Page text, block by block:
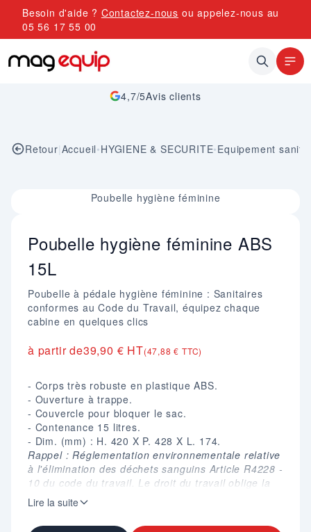
Allez au contenu
Besoin d'aide ? Contactez-nous ou appelez-nous au
05 56 17 55 00
4,7/5Avis clients
Retour|Accueil•HYGIENE & SECURITE•Equipement
Poubelle hygiène féminine
Poubelle hygiène féminine ABS
15L
Poubelle à pédale hygiène féminine : Sanitaires
conformes au Code du Travail, équipez chaque
cabine en quelques clics
à partir de39,90 € HT(47,88 € TTC)
- Corps très robuste en plastique ABS.
- Ouverture à trappe.
- Couvercle pour bloquer le sac.
- Contenance 15 litres.
- Dim. (mm) : H. 420 X P. 428 X L. 174.
Rappel : Réglementation environnementale relative
à l'élimination des déchets sanguins Article R4228 -
10 du code du travail. Le droit du travail oblige la
présence d'un réceptacle pour protections
périodiques dans chaque cabine de toilette
réservée aux femmes.
Lire la suite